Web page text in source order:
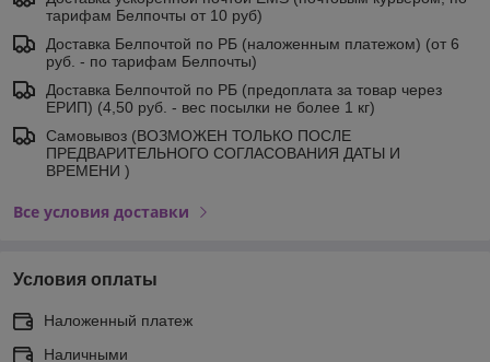
тарифам Белпочты от 10 руб)
Доставка Белпочтой по РБ (наложенным платежом) (от 6
руб. - по тарифам Белпочты)
Доставка Белпочтой по РБ (предоплата за товар через
ЕРИП) (4,50 руб. - вес посылки не более 1 кг)
Самовывоз (ВОЗМОЖЕН ТОЛЬКО ПОСЛЕ
ПРЕДВАРИТЕЛЬНОГО СОГЛАСОВАНИЯ ДАТЫ И
ВРЕМЕНИ )
Все условия доставки
Условия оплаты
Наложенный платеж
Наличными